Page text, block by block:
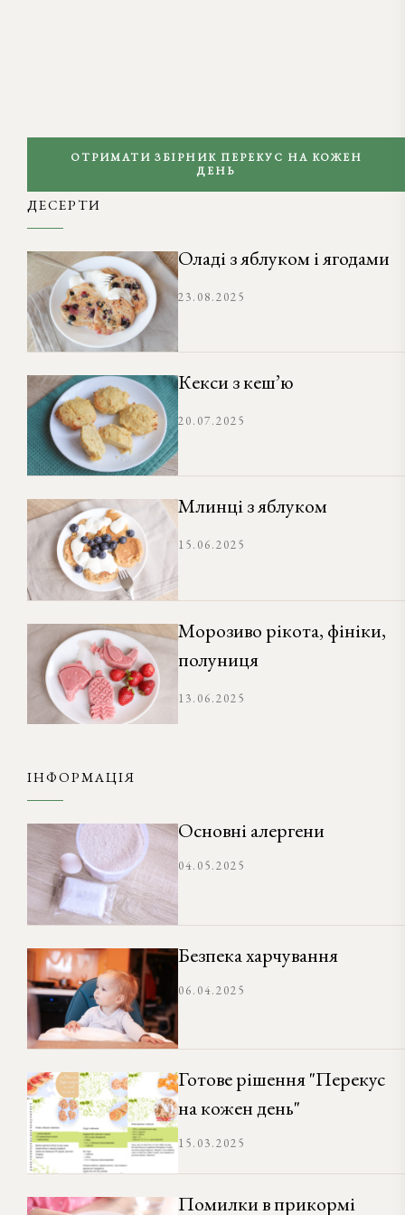
ОТРИМАТИ ЗБІРНИК ПЕРЕКУС НА КОЖЕН
ДЕНЬ
ДЕСЕРТИ
Оладі з яблуком і ягодами
23.08.2025
Кекси з кеш’ю
20.07.2025
Млинці з яблуком
15.06.2025
Морозиво рікота, фініки,
полуниця
13.06.2025
ІНФОРМАЦІЯ
Основні алергени
04.05.2025
Безпека харчування
06.04.2025
Готове рішення "Перекус
на кожен день"
15.03.2025
Помилки в прикормі